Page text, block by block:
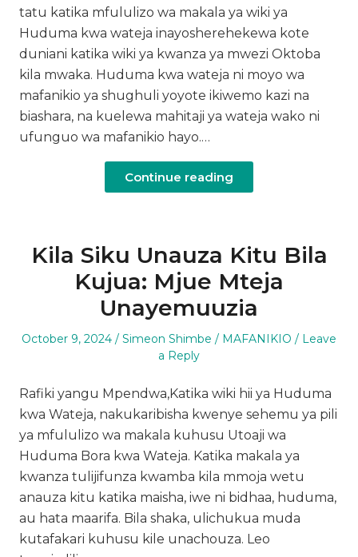
tatu katika mfululizo wa makala ya wiki ya
Huduma kwa wateja inayosherehekewa kote
duniani katika wiki ya kwanza ya mwezi Oktoba
kila mwaka. Huduma kwa wateja ni moyo wa
mafanikio ya shughuli yoyote ikiwemo kazi na
biashara, na kuelewa mahitaji ya wateja wako ni
ufunguo wa mafanikio hayo.…
Continue reading
Kila Siku Unauza Kitu Bila
Kujua: Mjue Mteja
Unayemuuzia
Posted
October 9, 2024 Author
Simeon Shimbe
Posted
MAFANIKIO
Leave
a Reply
Rafiki yangu Mpendwa,Katika wiki hii ya Huduma
kwa Wateja, nakukaribisha kwenye sehemu ya pili
ya mfululizo wa makala kuhusu Utoaji wa
Huduma Bora kwa Wateja. Katika makala ya
kwanza tulijifunza kwamba kila mmoja wetu
anauza kitu katika maisha, iwe ni bidhaa, huduma,
au hata maarifa. Bila shaka, ulichukua muda
kutafakari kuhusu kile unachouza. Leo